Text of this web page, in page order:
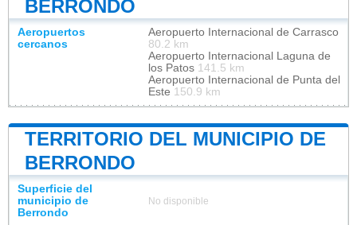
BERRONDO
Aeropuertos
cercanos
Aeropuerto Internacional de Carrasco
80.2 km
Aeropuerto Internacional Laguna de
los Patos 141.5 km
Aeropuerto Internacional de Punta del
Este 150.9 km
TERRITORIO DEL MUNICIPIO DE
BERRONDO
Superficie del
municipio de
Berrondo
No disponible